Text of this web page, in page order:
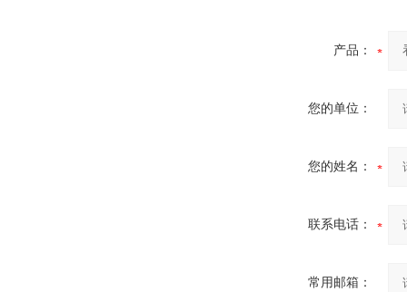
产品：
您的单位：
您的姓名：
联系电话：
常用邮箱：